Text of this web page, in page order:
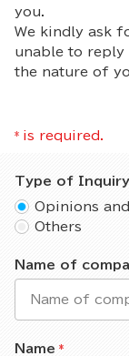
you.
We kindly ask
unable to reply
the nature of
* is required.
Type of Inquiry
Opinions
Others
Name of
Name